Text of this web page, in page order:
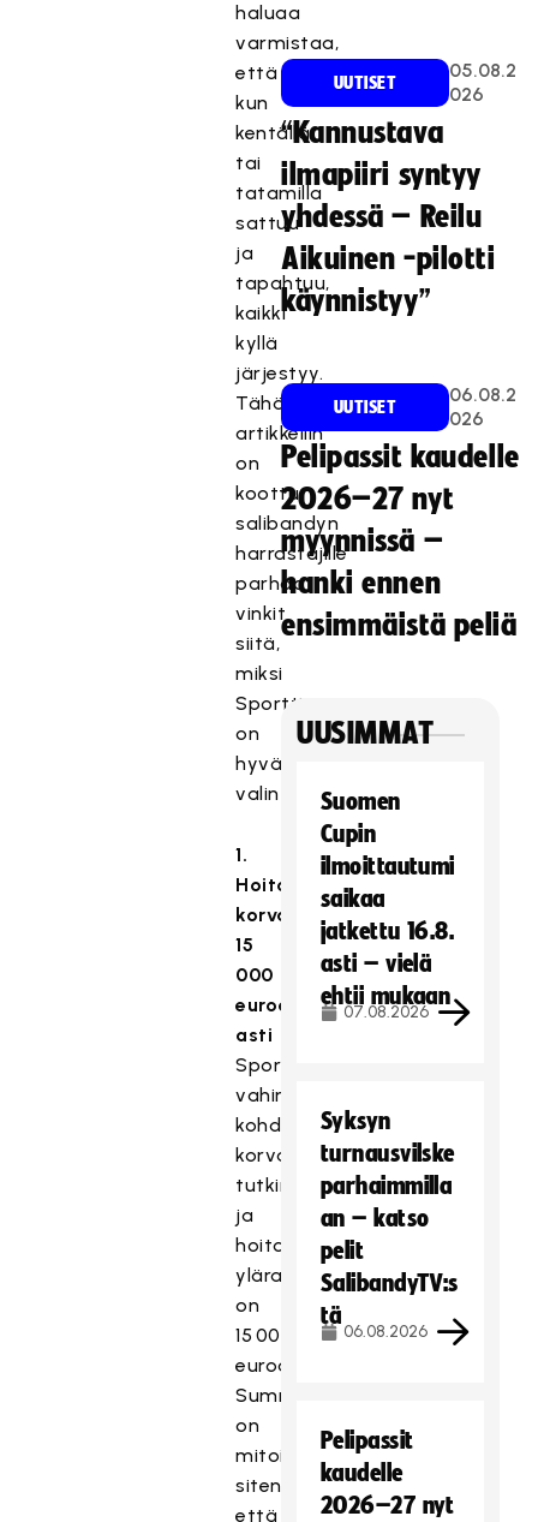
haluaa
varmistaa,
että
kun
kentällä
tai
tatamilla
sattuu
ja
tapahtuu,
kaikki
kyllä
järjestyy.
Tähän
artikkeliin
on
koottu
salibandyn
harrastajille
parhaat
vinkit
siitä,
miksi
Sporttiturva
on
hyvä
valinta.
1.
Hoitokuluja
korvataan
15
000
euroon
asti
Sporttiturvassa
vahinkoa
kohden
korvattava
tutkimus-
ja
hoitokulujen
yläraja
on
15 000
euroa.
Summa
on
mitoitettu
siten,
että
UUTISET
05.08.2
026
“Kannustava
ilmapiiri syntyy
yhdessä – Reilu
Aikuinen -pilotti
käynnistyy”
UUTISET
06.08.2
026
Pelipassit kaudelle
2026–27 nyt
myynnissä –
hanki ennen
ensimmäistä peliä
UUSIMMAT
Suomen
Cupin
ilmoittautumi
saikaa
jatkettu 16.8.
asti – vielä
ehtii mukaan
07.08.2026
Syksyn
turnausvilske
parhaimmilla
an – katso
pelit
SalibandyTV:s
tä
06.08.2026
Pelipassit
kaudelle
2026–27 nyt